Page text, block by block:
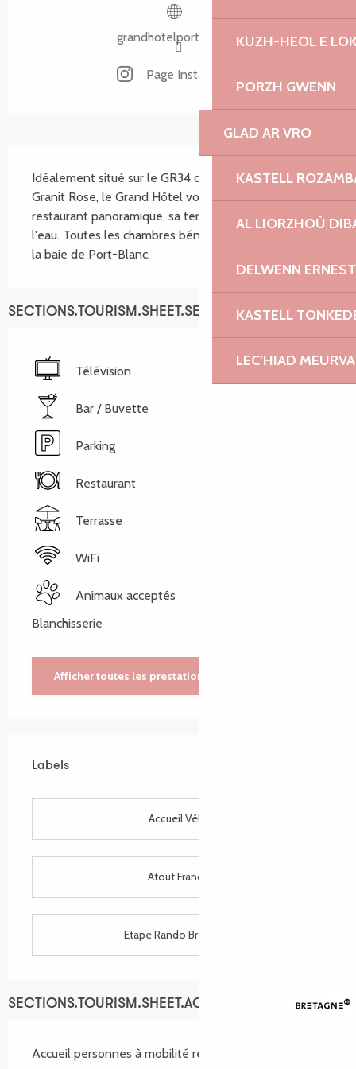
KUZH-HEOL E
PORZH GWENN
GLAD AR VRO
KASTELL
AL LIORZHOÙ
DELWENN
KASTELL
LEC’HIAD
grandhotelportblanc.fr
Page Instagram
SECTIONS.TOURISM.SHEET.DESCRIPTION
Idéalement situé sur le GR34 qui longe la Côte de
Granit Rose, le Grand Hôtel vous accueille dans son
restaurant panoramique, sa terrasse les pieds dans
l'eau. Toutes les chambres bénéficient de la vue sur
la baie de Port-Blanc.
SECTIONS.TOURISM.SHEET.SERVICES
Télévision
Bar / Buvette
Parking
Restaurant
Terrasse
WiFi
Animaux acceptés
Blanchisserie
Afficher toutes les prestations
Labels
Labels
Accueil Vélo
Atout France
Etape Rando Bretagne
SECTIONS.TOURISM.SHEET.ACCESSIBILITY_SERVICES
Accueil personnes à mobilité réduite